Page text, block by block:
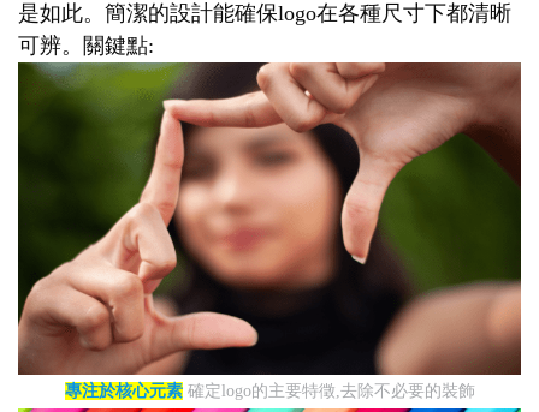
是如此。簡潔的設計能確保logo在各種尺寸下都清晰
可辨。關鍵點:
專注於核心元素確定logo的主要特徵,去除不必要的裝飾